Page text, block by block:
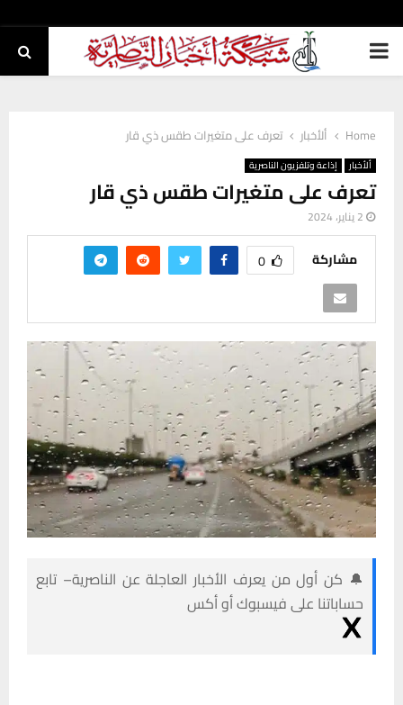
PRIMARY
Home ألأخبار تعرف على متغيرات طقس ذي قار
ألأخبار إذاعة وتلفزيون الناصرية
تعرف على متغيرات طقس ذي قار
2 يناير، 2024
مشاركة 0
🔔 كن أول من يعرف الأخبار العاجلة عن الناصرية– تابع
حساباتنا على فيسبوك أو أكس